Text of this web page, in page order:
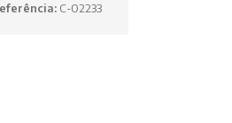
C-02233